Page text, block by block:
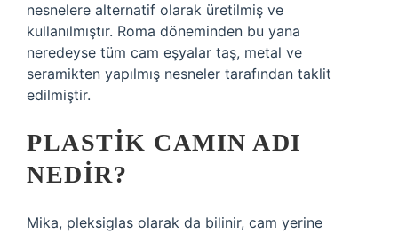
nesnelere alternatif olarak üretilmiş ve
kullanılmıştır. Roma döneminden bu yana
neredeyse tüm cam eşyalar taş, metal ve
seramikten yapılmış nesneler tarafından taklit
edilmiştir.
PLASTIK CAMIN ADI
NEDIR?
Mika, pleksiglas olarak da bilinir, cam yerine